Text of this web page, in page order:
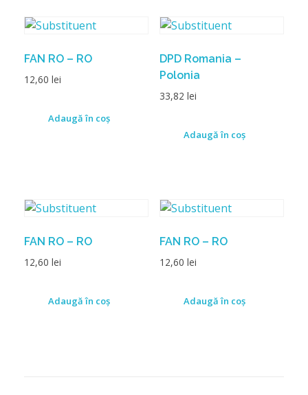
FAN RO – RO
12,60 lei
Adaugă în coș
DPD Romania –
Polonia
33,82 lei
Adaugă în coș
FAN RO – RO
12,60 lei
Adaugă în coș
FAN RO – RO
12,60 lei
Adaugă în coș